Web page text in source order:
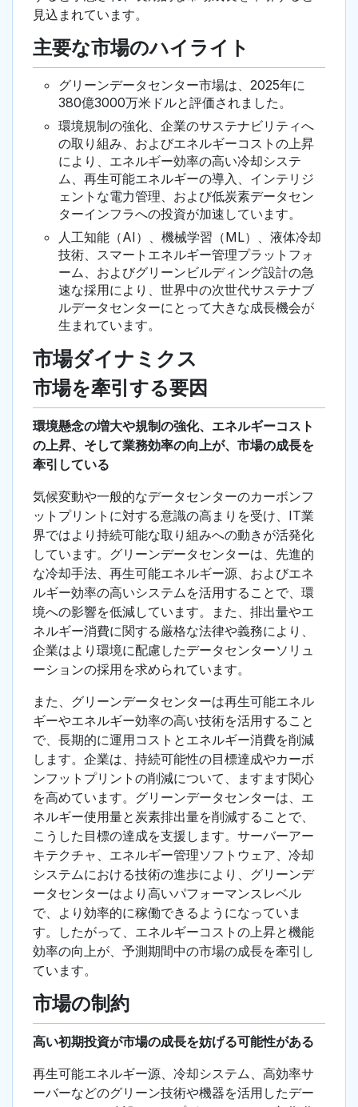
見込まれています。
主要な市場のハイライト
グリーンデータセンター市場は、2025年に
380億3000万米ドルと評価されました。
環境規制の強化、企業のサステナビリティへ
の取り組み、およびエネルギーコストの上昇
により、エネルギー効率の高い冷却システ
ム、再生可能エネルギーの導入、インテリジ
ェントな電力管理、および低炭素データセン
ターインフラへの投資が加速しています。
人工知能（AI）、機械学習（ML）、液体冷却
技術、スマートエネルギー管理プラットフォ
ーム、およびグリーンビルディング設計の急
速な採用により、世界中の次世代サステナブ
ルデータセンターにとって大きな成長機会が
生まれています。
市場ダイナミクス
市場を牽引する要因
環境懸念の増大や規制の強化、エネルギーコスト
の上昇、そして業務効率の向上が、市場の成長を
牽引している
気候変動や一般的なデータセンターのカーボンフ
ットプリントに対する意識の高まりを受け、IT業
界ではより持続可能な取り組みへの動きが活発化
しています。グリーンデータセンターは、先進的
な冷却手法、再生可能エネルギー源、およびエネ
ルギー効率の高いシステムを活用することで、環
境への影響を低減しています。また、排出量やエ
ネルギー消費に関する厳格な法律や義務により、
企業はより環境に配慮したデータセンターソリュ
ーションの採用を求められています。
また、グリーンデータセンターは再生可能エネル
ギーやエネルギー効率の高い技術を活用すること
で、長期的に運用コストとエネルギー消費を削減
します。企業は、持続可能性の目標達成やカーボ
ンフットプリントの削減について、ますます関心
を高めています。グリーンデータセンターは、エ
ネルギー使用量と炭素排出量を削減することで、
こうした目標の達成を支援します。サーバーアー
キテクチャ、エネルギー管理ソフトウェア、冷却
システムにおける技術の進歩により、グリーンデ
ータセンターはより高いパフォーマンスレベル
で、より効率的に稼働できるようになっていま
す。したがって、エネルギーコストの上昇と機能
効率の向上が、予測期間中の市場の成長を牽引し
ています。
市場の制約
高い初期投資が市場の成長を妨げる可能性がある
再生可能エネルギー源、冷却システム、高効率サ
ーバーなどのグリーン技術や機器を活用したデー